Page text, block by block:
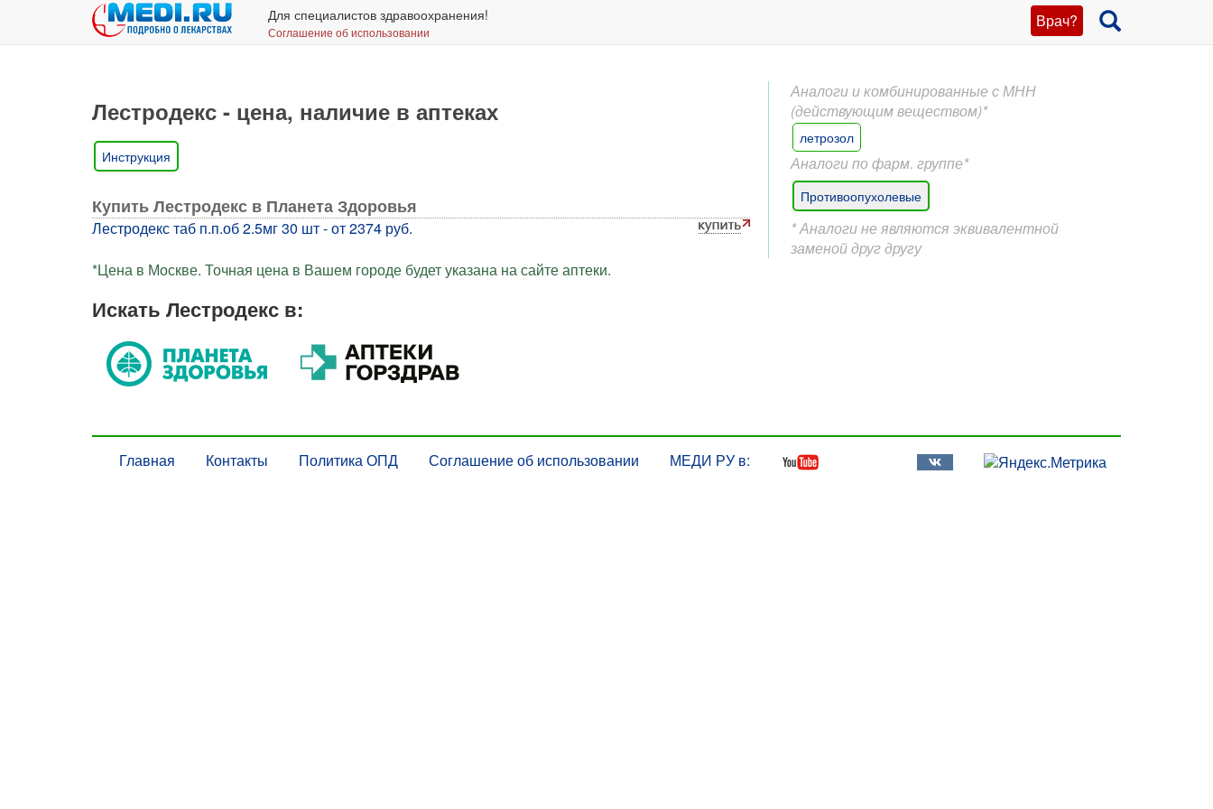
Врач?
Для специалистов здравоохранения!
Соглашение об использовании
Лестродекс - цена, наличие в аптеках
Инструкция
Купить Лестродекс в Планета Здоровья
Лестродекс таб п.п.об 2.5мг 30 шт - от 2374 руб.
*Цена в Москве. Точная цена в Вашем городе будет указана на сайте аптеки.
Искать Лестродекс в:
Аналоги и комбинированные с МНН
(действующим веществом)*
летрозол
Аналоги по фарм. группе*
Противоопухолевые
* Аналоги не являются эквивалентной
заменой друг другу
Главная Контакты Политика ОПД Соглашение об использовании МЕДИ РУ в: